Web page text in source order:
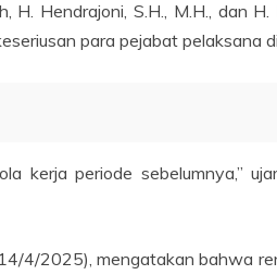
Hendrajoni, S.H., M.H., dan H.
para pejabat pelaksana
kerja periode sebelumnya,”
4/2025), mengatakan bahwa